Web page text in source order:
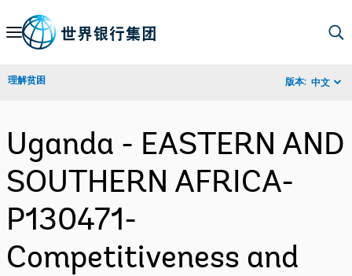
Skip
Navigation
理解贫困 版本: 中文
Uganda - EASTERN AND
SOUTHERN AFRICA-
P130471-
Competitiveness and